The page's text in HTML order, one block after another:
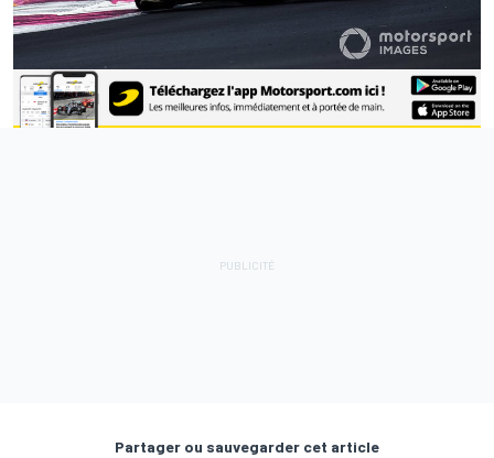
Partager ou sauvegarder cet article